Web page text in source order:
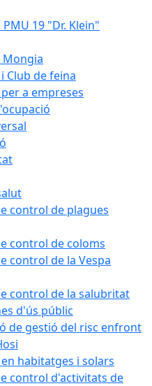
19 "Dr. Klein"
Mongia
Club de feina
a empreses
control de plagues
control de coloms
control de la Vespa
control de la salubritat
d'ús públic
de gestió del risc enfront
habitatges i solars
control d'activitats de